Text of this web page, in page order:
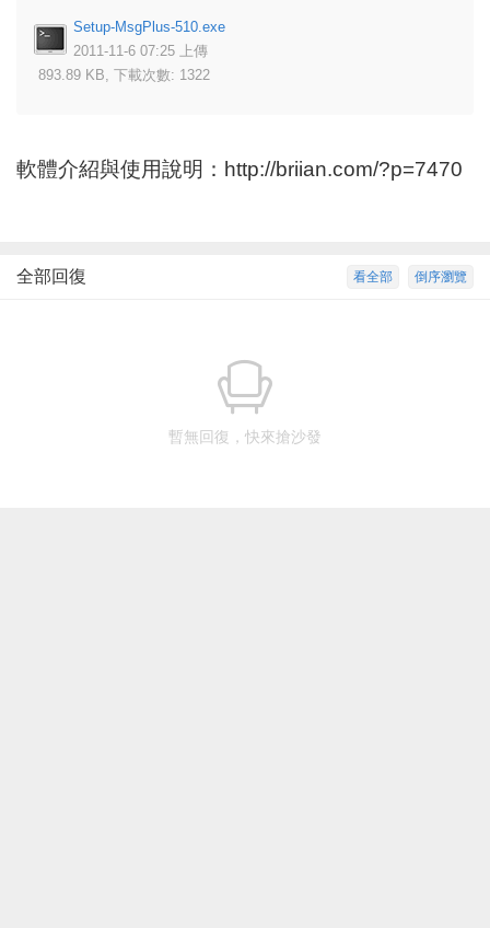
Setup-MsgPlus-510.exe
2011-11-6 07:25 上傳
893.89 KB, 下載次數: 1322
軟體介紹與使用說明： http://briian.com/?p=7470
倒序瀏覽
看全部
全部回復
暫無回復，快來搶沙發